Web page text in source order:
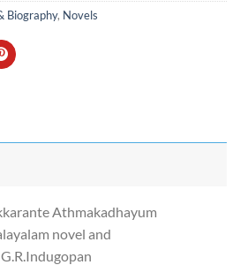
Biography, Novels
Athmakadhayum
novel and